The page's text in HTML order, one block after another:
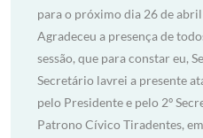
para o próximo dia 26 de
Agradeceu a presença de
sessão, que para constar eu,
Secretário lavrei a presente
pelo Presidente e pelo 2º
Patrono Cívico Tiradentes,